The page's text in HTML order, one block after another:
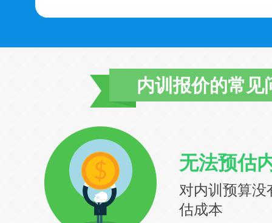
内训报价的常见
无法预估
对内训预算没
估成本